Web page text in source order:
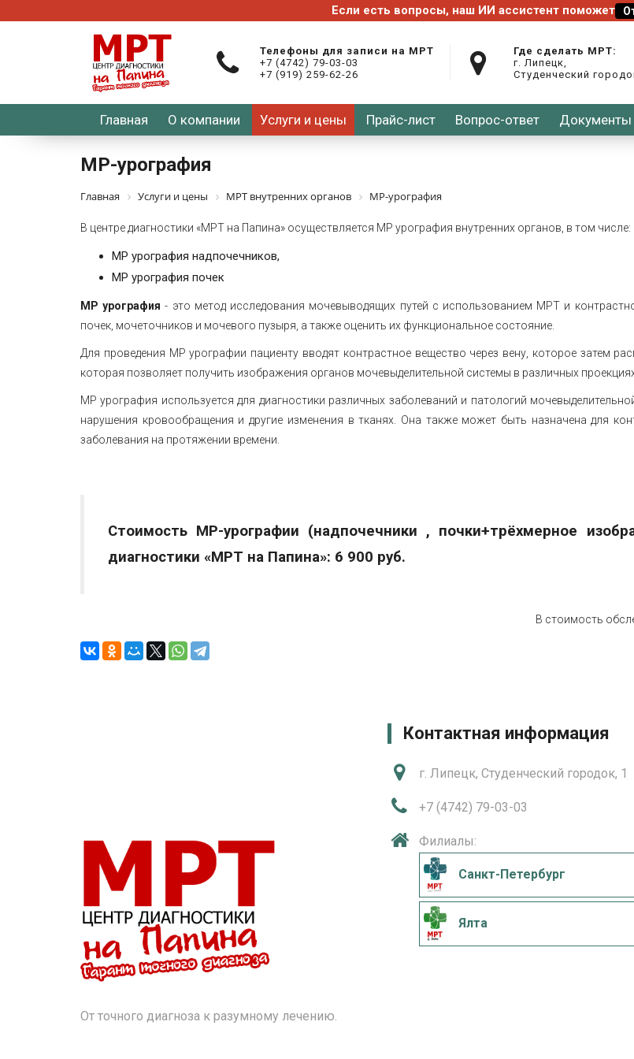
Телефоны для записи на МРТ
+7 (4742) 79-03-03
+7 (919) 259-62-26
Где сделать МРТ:
г. Липецк,
Студенческий
Главная О компании Услуги и цены Прайс-лист Вопрос-ответ Документы
МР-урография
Главная Услуги и цены МРТ внутренних органов МР-урография
В центре диагностики «МРТ на Папина» осуществляется МР урография внутренних органов, в том числе:
МР урография надпочечников,
МР урография почек
МР урография - это метод исследования мочевыводящих путей с использованием МРТ и
почек, мочеточников и мочевого пузыря, а также оценить их функциональное состояние.
Для проведения МР урографии пациенту вводят контрастное вещество через вену, которое затем
которая позволяет получить изображения органов мочевыделительной системы в различных
МР урография используется для диагностики различных заболеваний и патологий
нарушения кровообращения и другие изменения в тканях. Она также может быть назначена для
заболевания на протяжении времени.
Стоимость МР-урографии (надпочечники , почки+трёхмерное
диагностики «МРТ на Папина»: 6 900 руб.
В стоимость
От точного диагноза к разумному лечению.
Контактная информация
г. Липецк, Студенческий городок, 1
+7 (4742) 79-03-03
Филиалы:
Санкт-Петербург
Ялта